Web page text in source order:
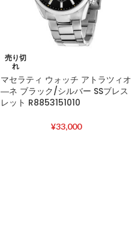
売り切
れ
マセラティ ウォッチ アトラツィオ
―ネ ブラック/シルバー SSブレス
レット R8853151010
¥33,000